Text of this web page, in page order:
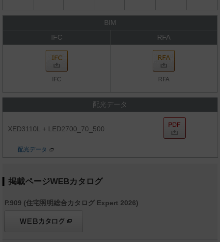
BIM
IFC
RFA
IFC RFA
配光データ
XED3110L + LED2700_70_500
配光データ
掲載ページWEBカタログ
P.909 (住宅照明総合カタログ Expert 2026)